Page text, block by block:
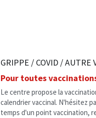
GRIPPE / COVID / AUTRE
Pour toutes
Le centre propose la
calendrier vaccinal. N'hésitez
temps d'un point vaccination,